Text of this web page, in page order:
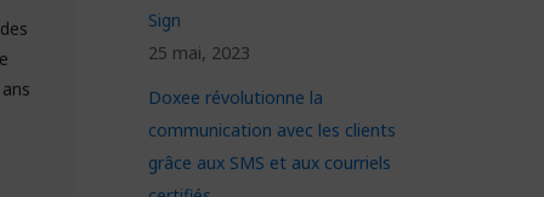
Sign
25 mai, 2023
Doxee révolutionne la
communication avec les clients
grâce aux SMS et aux courriels